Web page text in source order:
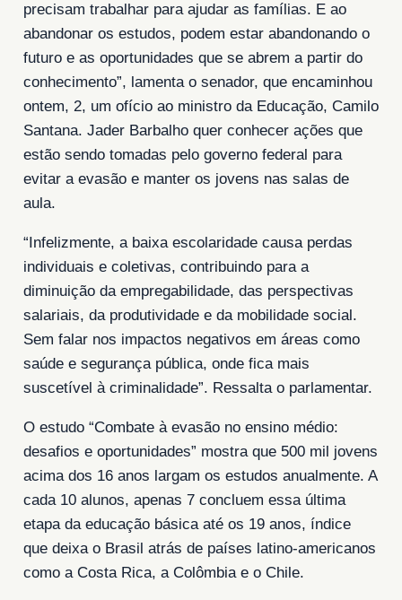
precisam trabalhar para ajudar as famílias. E ao
abandonar os estudos, podem estar abandonando o
futuro e as oportunidades que se abrem a partir do
conhecimento”, lamenta o senador, que encaminhou
ontem, 2, um ofício ao ministro da Educação, Camilo
Santana. Jader Barbalho quer conhecer ações que
estão sendo tomadas pelo governo federal para
evitar a evasão e manter os jovens nas salas de
aula.
“Infelizmente, a baixa escolaridade causa perdas
individuais e coletivas, contribuindo para a
diminuição da empregabilidade, das perspectivas
salariais, da produtividade e da mobilidade social.
Sem falar nos impactos negativos em áreas como
saúde e segurança pública, onde fica mais
suscetível à criminalidade”. Ressalta o parlamentar.
O estudo “Combate à evasão no ensino médio:
desafios e oportunidades” mostra que 500 mil jovens
acima dos 16 anos largam os estudos anualmente. A
cada 10 alunos, apenas 7 concluem essa última
etapa da educação básica até os 19 anos, índice
que deixa o Brasil atrás de países latino-americanos
como a Costa Rica, a Colômbia e o Chile.